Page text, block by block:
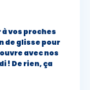
vos proches
de glisse pour
avec nos
! De rien, ça